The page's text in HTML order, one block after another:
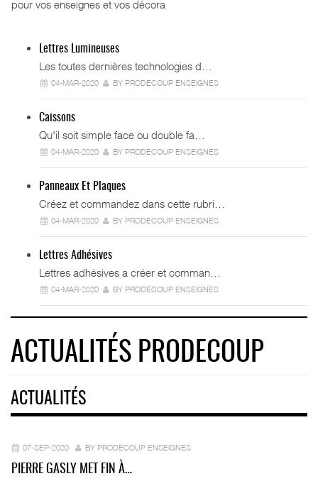
pour vos enseignes et vos décora
Lettres Lumineuses
Les toutes dernières technologies d…
04-MAR-2020 BY PRODECOUP ENSEIGNES
Caissons
Qu'il soit simple face ou double fa…
04-MAR-2020 BY PRODECOUP ENSEIGNES
Panneaux Et Plaques
Créez et commandez dans cette rubri…
04-MAR-2020 BY PRODECOUP ENSEIGNES
Lettres Adhésives
Lettres adhésives a créer et comman…
04-MAR-2020 BY PRODECOUP ENSEIGNES
ACTUALITÉS PRODECOUP
ACTUALITÉS
07-SEP-2020 BY PRODECOUP ENSEIGNES
PIERRE GASLY MET FIN À…